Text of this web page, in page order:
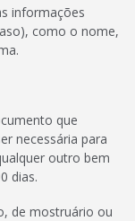
informações
como o nome,
que
necessária para
outro bem
dias.
de mostruário ou